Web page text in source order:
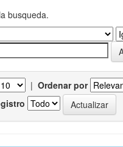
busqueda.
| Ordenar por